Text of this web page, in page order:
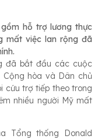
hỗ trợ lương thực
mất việc lan rộng đã
đã bắt đầu các cuộc
hòa và Dân chủ
cứu trợ tiếp theo trong
nhiều người Mỹ mất
Tổng thống Donald